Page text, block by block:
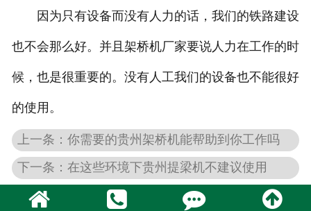
因为只有设备而没有人力的话，我们的铁路建设
也不会那么好。并且架桥机厂家要说人力在工作的时
候，也是很重要的。没有人工我们的设备也不能很好
的使用。
上一条：你需要的贵州架桥机能帮助到你工作吗
下一条：在这些环境下贵州提梁机不建议使用